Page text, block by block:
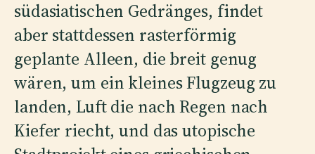
südasiatischen Gedränges, findet
aber stattdessen rasterförmig
geplante Alleen, die breit genug
wären, um ein kleines Flugzeug zu
landen, Luft die nach Regen nach
Kiefer riecht, und das utopische